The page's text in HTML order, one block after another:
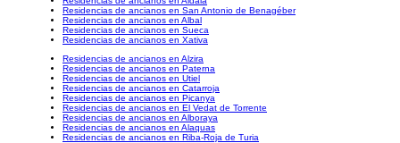
Residencias de ancianos en San Antonio de Benagéber
Residencias de ancianos en Albal
Residencias de ancianos en Sueca
Residencias de ancianos en Xativa
Residencias de ancianos en Alzira
Residencias de ancianos en Paterna
Residencias de ancianos en Utiel
Residencias de ancianos en Catarroja
Residencias de ancianos en Picanya
Residencias de ancianos en El Vedat de Torrente
Residencias de ancianos en Alboraya
Residencias de ancianos en Alaquas
Residencias de ancianos en Riba-Roja de Turia